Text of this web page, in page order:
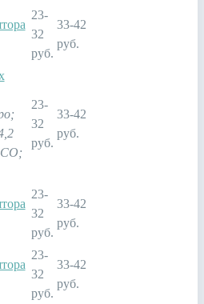
23-
32
руб.
33-42
руб.
23-
32
руб.
33-42
руб.
23-
32
руб.
33-42
руб.
23-
32
руб.
33-42
руб.